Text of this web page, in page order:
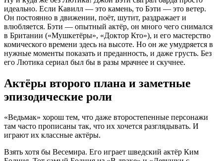
идеально. Если Кавилл — это камень, то Бэти — это ветер.
Он постоянно в движении, поёт, шутит, раздражает и
влюбляется. Бэти — опытный актёр, он много чего снимался
в Британии («Мушкетёры», «Доктор Кто»), и его мастерство
комического времени здесь на высоте. Но он же умудряется в
нужные моменты показать и преданность, и даже грусть. Без
его Лютика сериал был бы в разы мрачнее и скучнее.
Актёры второго плана и заметные
эпизодические роли
«Ведьмак» хорош тем, что даже второстепенные персонажи
там часто прописаны так, что их хочется разглядывать. И
играют их классные актёры.
Взять хотя бы Весемира. Его играет шведский актёр Ким